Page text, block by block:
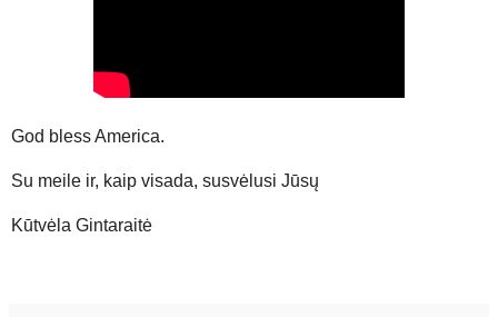
God bless America.
Su meile ir, kaip visada, susvėlusi Jūsų
Kūtvėla Gintaraitė